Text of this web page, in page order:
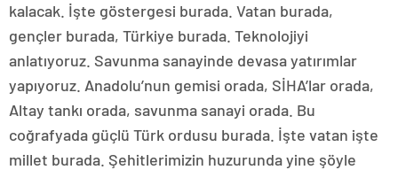
kalacak. İşte göstergesi burada. Vatan burada,
gençler burada, Türkiye burada. Teknolojiyi
anlatıyoruz. Savunma sanayinde devasa yatırımlar
yapıyoruz. Anadolu’nun gemisi orada, SİHA’lar orada,
Altay tankı orada, savunma sanayi orada. Bu
coğrafyada güçlü Türk ordusu burada. İşte vatan işte
millet burada. Şehitlerimizin huzurunda yine şöyle